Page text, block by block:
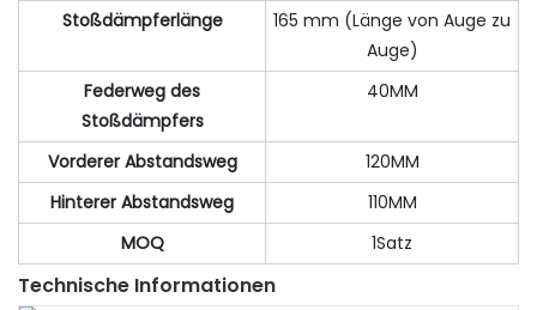
Stoßdämpferlänge
165 mm (Länge von Auge zu
Auge)
Federweg des
Stoßdämpfers
40MM
Vorderer Abstandsweg
120MM
Hinterer Abstandsweg
110MM
MOQ
1Satz
Technische Informationen